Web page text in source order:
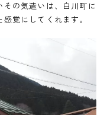
その気遣いは、白川町に
覚にしてくれます。